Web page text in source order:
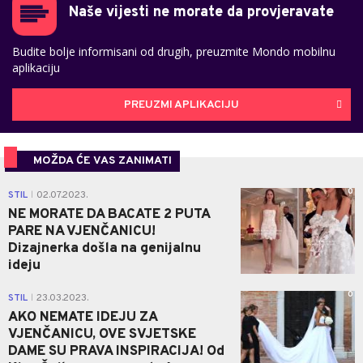
Naše vijesti ne morate da provjeravate
Budite bolje informisani od drugih, preuzmite Mondo mobilnu
aplikaciju
PREUZMI APLIKACIJU
MOŽDA ĆE VAS ZANIMATI
STIL 02.07.2023.
NE MORATE DA BACATE 2 PUTA
PARE NA VJENČANICU!
Dizajnerka došla na genijalnu
ideju
0
STIL 23.03.2023.
AKO NEMATE IDEJU ZA
VJENČANICU, OVE SVJETSKE
DAME SU PRAVA INSPIRACIJA! Od
0